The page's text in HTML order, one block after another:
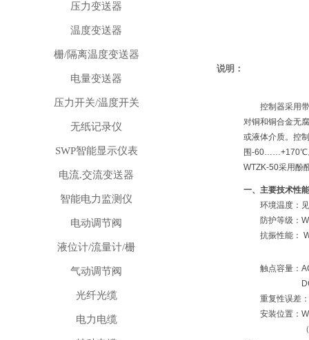
压力变送器
温度变送器
栅/隔离温度变送器
电量变送器
压力开关/温度开关
无纸记录仪
SWP智能显示仪表
电流.交流变送器
智能电力监测仪
电动调节阀
液位计/流量计/栅
气动调节阀
光纤光缆
电力电缆
说明：
控制器采用带
对铜和铜合金无
或液体介质。控
围-60……+170℃
WTZK-50采用酚
一、主要技术性能
环境温度：见
防护等级：
抗振性能：
触点容量：
DC 220V
重复性误差：
安装位置：
（下表中序号